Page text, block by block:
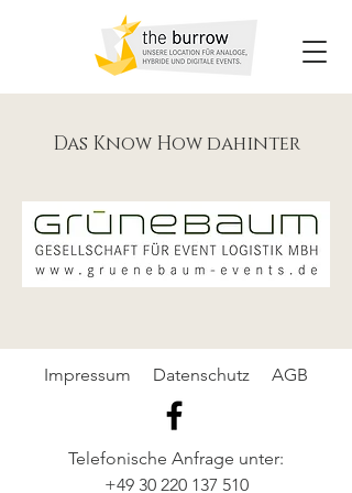
Das Know How dahinter
Impressum Datenschutz AGB
Telefonische Anfrage unter:
+49 30 220 137 510